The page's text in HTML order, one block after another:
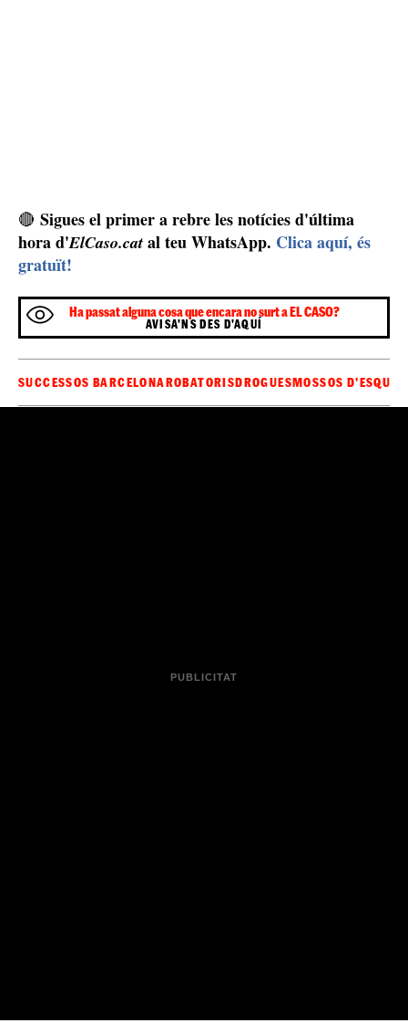
🔴 Sigues el primer a rebre les notícies d'última
hora d'ElCaso.cat al teu WhatsApp. Clica aquí, és
gratuït!
Ha passat alguna cosa que encara no surt a EL CASO?
AVISA'NS DES D'AQUÍ
SUCCESSOS BARCELONAROBATORISDROGUESMOSSOS